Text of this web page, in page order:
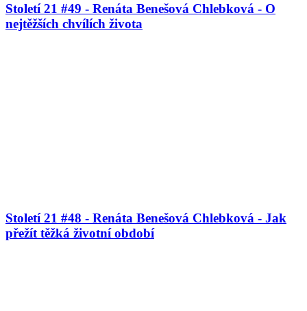
Století 21 #49 - Renáta Benešová Chlebková - O
nejtěžších chvílích života
Století 21 #48 - Renáta Benešová Chlebková - Jak
přežít těžká životní období